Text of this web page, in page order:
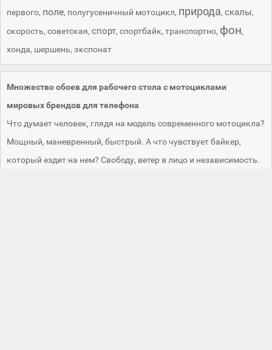
первого, поле, полугусеничный мотоцикл, природа, скалы,
скорость, советская, спорт, спортбайк, транспортно, фон,
хонда, шершень, экспонат
Множество обоев для рабочего стола с мотоциклами
мировых брендов для телефона
Что думает человек, глядя на модель современного мотоцикла?
Мощный, маневренный, быстрый. А что чувствует байкер,
который ездит на нем? Свободу, ветер в лицо и независимость.